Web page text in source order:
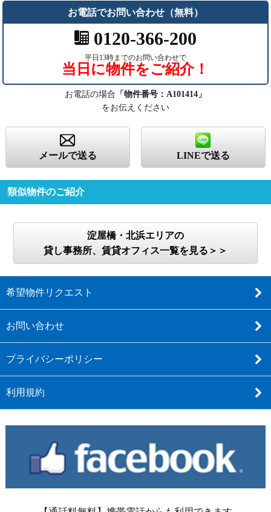
お電話でお問い合わせ（無料）
0120-366-200
平日13時までのお問い合わせで
当日に物件をご紹介！
お電話の場合 「物件番号：A101414」
をお伝えください
メールで送る LINEで送る
類似物件のご紹介
淀屋橋・北浜エリアの
貸し事務所、賃貸オフィス一覧を見る＞＞
希望物件リクエスト
お問い合わせ
プライバシーポリシー
利用規約